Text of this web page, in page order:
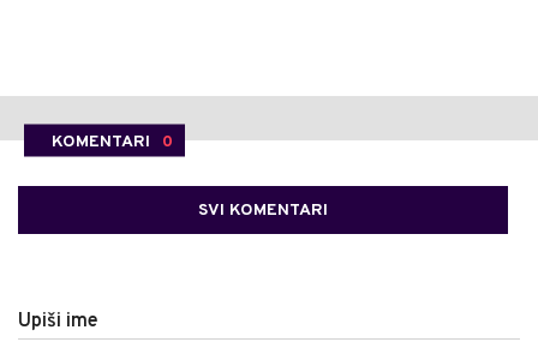
KOMENTARI 0
SVI KOMENTARI
Upiši ime